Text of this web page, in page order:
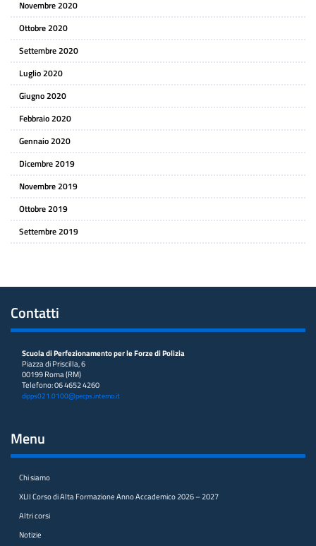
Novembre 2020
Ottobre 2020
Settembre 2020
Luglio 2020
Giugno 2020
Febbraio 2020
Gennaio 2020
Dicembre 2019
Novembre 2019
Ottobre 2019
Settembre 2019
Contatti
Scuola di Perfezionamento per le Forze di Polizia
Piazza di Priscilla, 6
00199 Roma (RM)
Telefono: 06 4652 4260
dipps021.0100@pecps.interno.it
Menu
Chi siamo
XLII Corso di Alta Formazione Anno Accademico 2026 – 2027
Altri corsi
Notizie